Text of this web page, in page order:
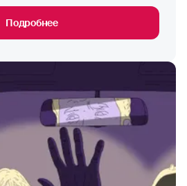
Подробнее